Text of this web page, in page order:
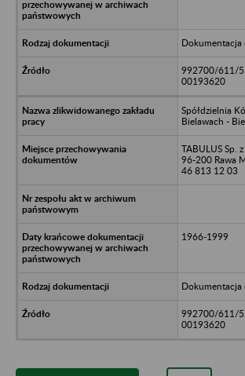
Dokumentacja
992700/611/
00193620
Spółdzielnia
Bielawach -
TABULUS Sp.
96-200 Rawa
46 813 12 03
1966-1999
Dokumentacja
992700/611/
00193620